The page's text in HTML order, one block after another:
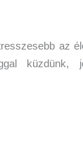
az
küzdünk,